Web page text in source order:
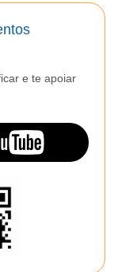
e te apoiar